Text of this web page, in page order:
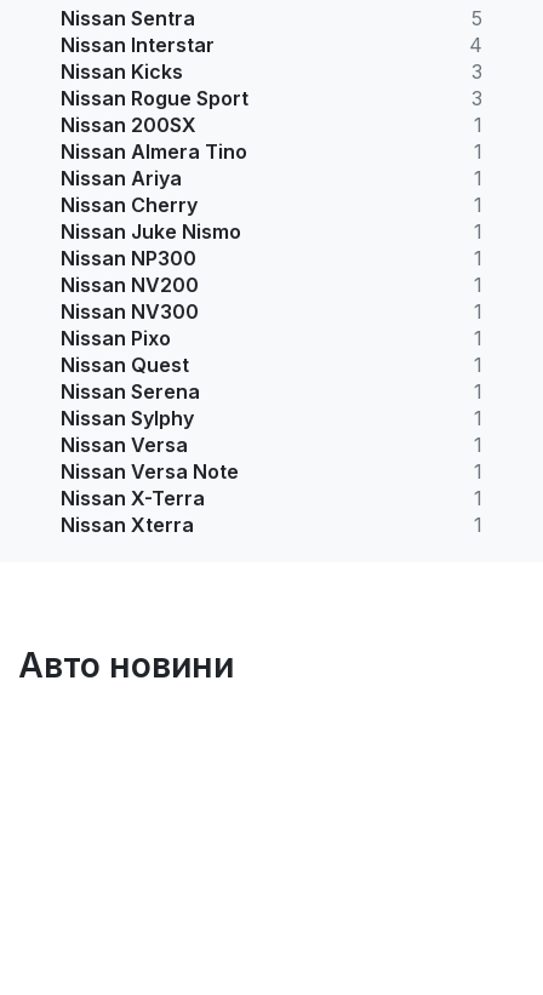
Nissan Sentra
5
Nissan Interstar
4
Nissan Kicks
3
Nissan Rogue Sport
3
Nissan 200SX
1
Nissan Almera Tino
1
Nissan Ariya
1
Nissan Cherry
1
Nissan Juke Nismo
1
Nissan NP300
1
Nissan NV200
1
Nissan NV300
1
Nissan Pixo
1
Nissan Quest
1
Nissan Serena
1
Nissan Sylphy
1
Nissan Versa
1
Nissan Versa Note
1
Nissan X-Terra
1
Nissan Xterra
1
Авто новини